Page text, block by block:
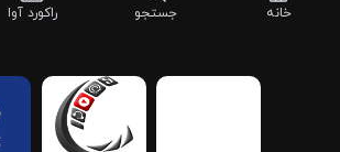
خانه جستجو راکورد آوا